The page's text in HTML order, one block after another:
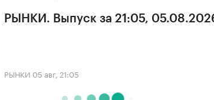
РЫНКИ. Выпуск за 21:05,
РЫНКИ 05 авг, 21:05